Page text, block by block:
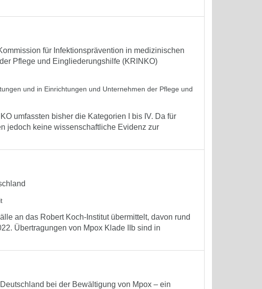
für Infektionsprävention in medizinischen
Pflege und Eingliederungshilfe (KRINKO)
und in Einrichtungen und Unternehmen der Pflege und
umfassten bisher die Kategorien I bis IV. Da für
jedoch keine wissenschaftliche Evidenz zur
an das Robert Koch-Institut übermittelt, davon rund
Übertragungen von Mpox Klade IIb sind in
bei der Bewältigung von Mpox – ein